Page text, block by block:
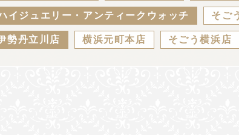
ジュエリー・アンティークウォッチ そご
勢丹立川店 横浜元町本店 そごう横浜店